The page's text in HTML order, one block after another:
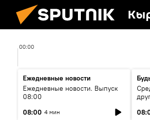
00:00
Ежедневные новости
Ежедневные новости. Выпуск
08:00
08:00 4 мин